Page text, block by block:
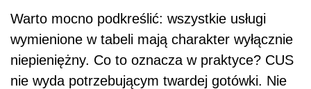
Warto mocno podkreślić: wszystkie usługi
wymienione w tabeli mają charakter wyłącznie
niepieniężny. Co to oznacza w praktyce? CUS
nie wyda potrzebującym twardej gotówki. Nie